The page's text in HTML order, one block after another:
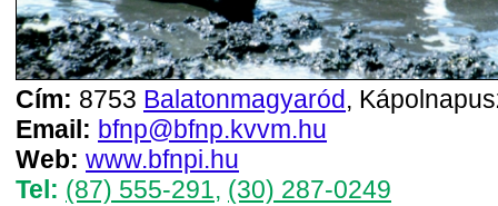
Cím: 8753 Balatonmagyaród,
Email: bfnp@bfnp.kvvm.hu
Web: www.bfnpi.hu
Tel: (87) 555-291, (30) 287-0249